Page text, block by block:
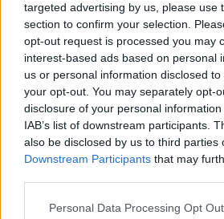
targeted advertising by us, please use
section to confirm your selection.
opt-out request is processed you may
interest-based ads based on personal
us or personal information disclosed
your opt-out. You may separately opt-
disclosure of your personal
IAB’s list of downstream participants.
also be disclosed by us to third parties
Downstream Participants that may
Personal Data Processing Opt
2023-04-07
esenzioni fiscali e crediti
seguito della crisi economica
COVID-19 [con mo
agenzia delle entrate
4.000 euro
2022-02-21
Esonero dal versamento dei
inps